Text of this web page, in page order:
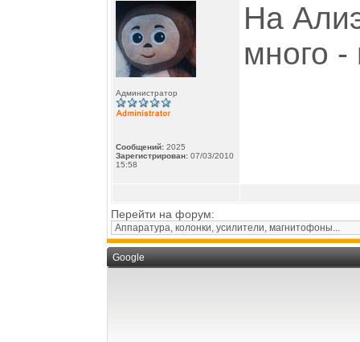
Администратор
Сообщений: 2025
Зарегистрирован: 07/03/2010
15:58
На
много
Перейти на форум:
Google